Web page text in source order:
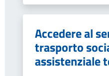
Accedere al
trasporto
assistenziale